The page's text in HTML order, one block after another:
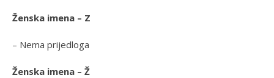
Ženska imena – Z
– Nema prijedloga
Ženska imena – Ž